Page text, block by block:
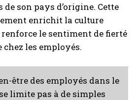
politique de confidentialité.
son pays d’origine. Cette
enrichit la culture
renforce le sentiment de fierté
chez les employés.
être des employés dans le
limite pas à de simples